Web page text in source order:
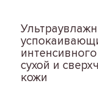
сухой и
кожи